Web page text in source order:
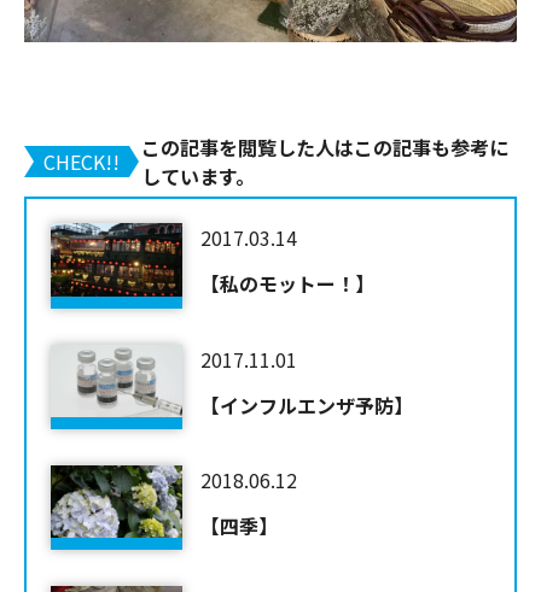
CHECK!!
この記事を閲覧した人はこの記事も参考に
しています。
2017.03.14
【私のモットー！】
2017.11.01
【インフルエンザ予防】
2018.06.12
【四季】